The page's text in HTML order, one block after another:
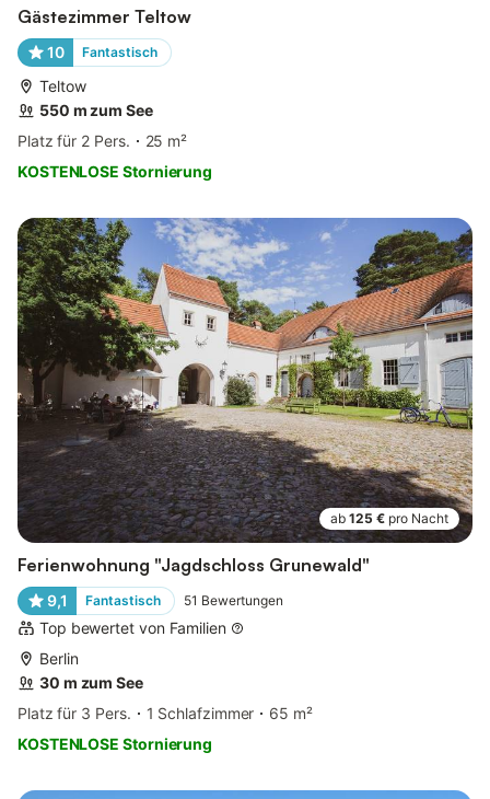
Gästezimmer Teltow
10 Fantastisch
Teltow
550 m zum See
Platz für 2 Pers.
25 m²
KOSTENLOSE Stornierung
ab 125 € pro Nacht
Ferienwohnung "Jagdschloss Grunewald"
9,1 Fantastisch 51 Bewertungen
Top bewertet von Familien
Berlin
30 m zum See
Platz für 3 Pers.
1 Schlafzimmer
65 m²
KOSTENLOSE Stornierung